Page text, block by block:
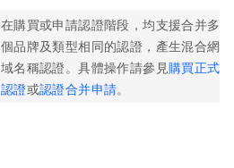
在購買或申請認證階段，均支援合并多
個品牌及類型相同的認證，產生混合網
域名稱認證。具體操作請參見購買正式
認證或認證合并申請。